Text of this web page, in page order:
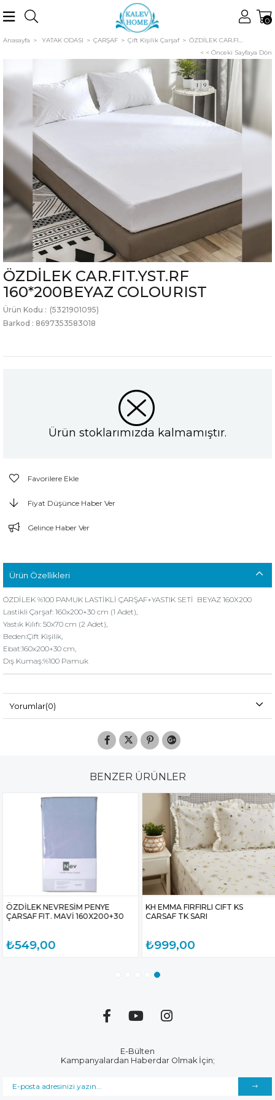
0
Anasayfa YATAK ODASI ÇARŞAF Çift Kişilik Çarşaf
< < Önceki Sayfaya Dön
ÖZDİLEK CAR.FIT.YST.RF
160*200BEYAZ COLOURIST
(5321901095)
Barkod : 8697353583018
Ürün stoklarımızda kalmamıştır.
Favorilere Ekle
Fiyat Düşünce Haber Ver
Gelince Haber Ver
Ürün Özellikleri
ÖZDİLEK %100 PAMUK LASTİKLİ ÇARŞAF+YASTIK SETİ BEYAZ 160X200
Lastikli Çarşaf: 160x200+30 cm (1 Adet),
Yastık Kılıfı: 50x70 cm (2 Adet),
Beden:Çift Kişilik,
Ebat:160x200+30 cm,
Dış Kumaş:%100 Pamuk
Yorumlar(0)
BENZER ÜRÜNLER
ÖZDİLEK NEVRESİM PENYE
ÇARSAF FIT. MAVİ 160X200+30
₺549,00
KH EMMA FIRFIRLI CIFT KS
CARSAF TK SARI
₺999,00
E-Bülten
Kampanyalardan Haberdar Olmak İçin;